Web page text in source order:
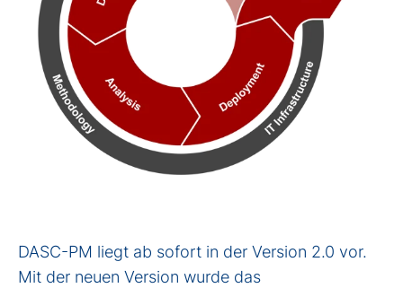
DASC-PM liegt ab sofort in der Version 2.0 vor.
Mit der neuen Version wurde das